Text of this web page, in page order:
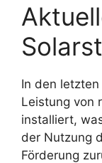
In den
Leistung von
installiert,
der Nutzung
Förderung